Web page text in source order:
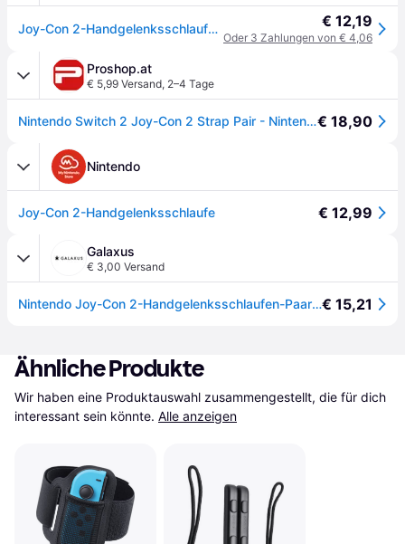
Joy-Con 2-Handgelenksschlaufen-Paar € 12,19
Oder 3 Zahlungen von € 4,06
Proshop.at
€ 5,99 Versand, 2–4 Tage
Nintendo Switch 2 Joy-Con 2 Strap Pair - Nintendo Switch 2€ 18,90
Nintendo
Joy-Con 2-Handgelenksschlaufe € 12,99
Galaxus
€ 3,00 Versand
Nintendo Joy-Con 2-Handgelenksschlaufen-Paar (hellblau/hellrot) (Switch 2), Gaming Controller Zubehör, Mehrfarbig€ 15,21
Ähnliche Produkte
Wir haben eine Produktauswahl zusammengestellt, die für dich
interessant sein könnte. Alle anzeigen